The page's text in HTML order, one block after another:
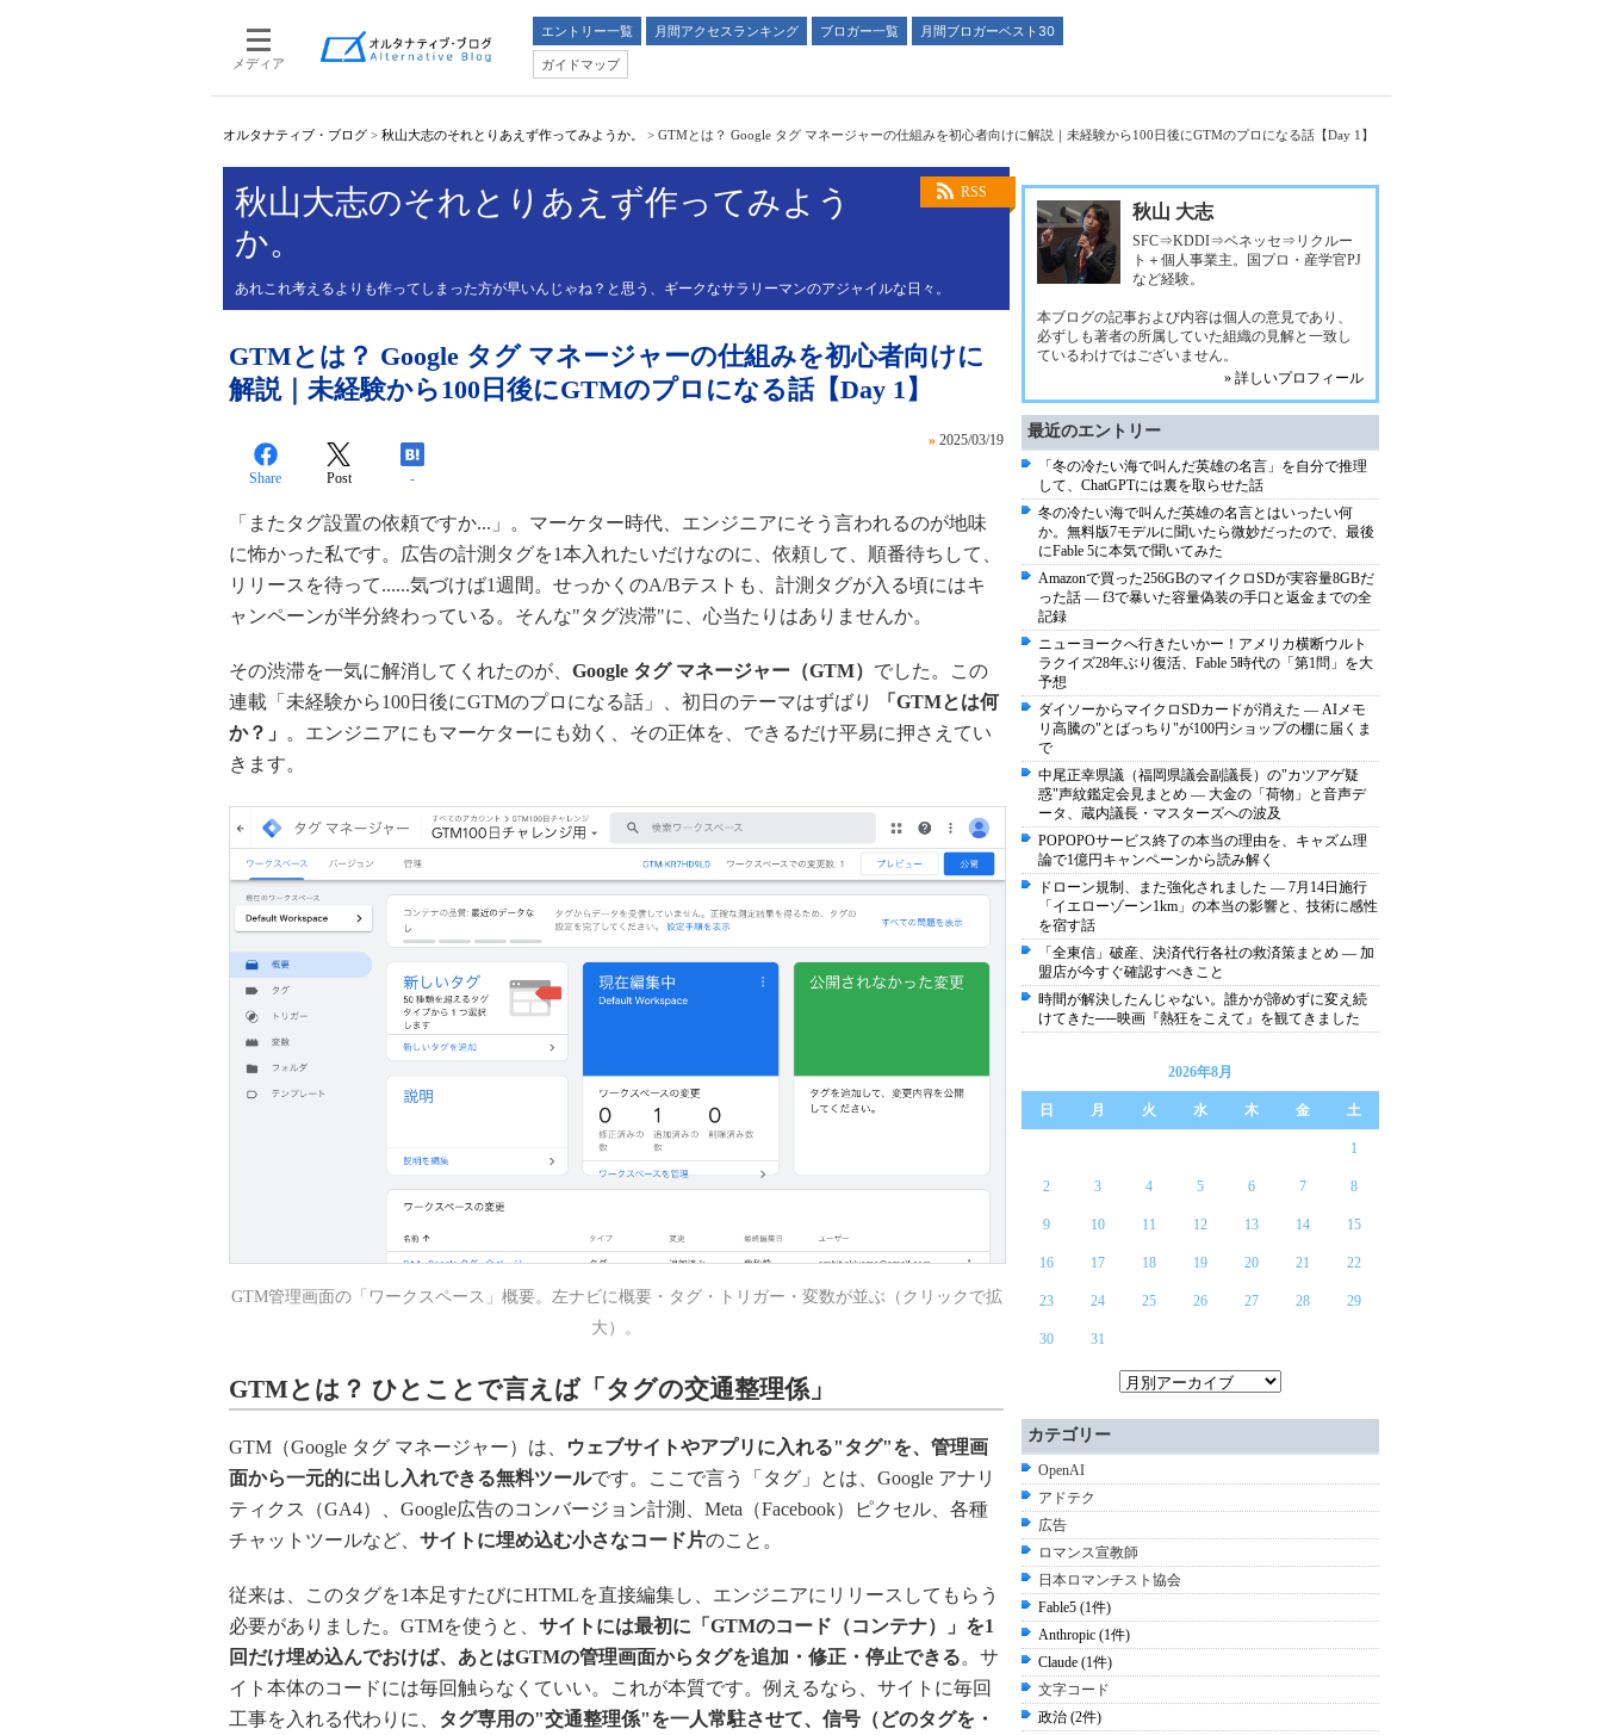
メディア
エントリー一覧 月間アクセスランキング ブロガー一覧
月間ブロガーベスト30
ガイドマップ
オルタナティブ・ブログ > 秋山大志のそれとりあえず作ってみようか。 > GTMとは？ Google タグ マネージャーの仕組みを初心者向けに解説｜未経験から100日後にGTMのプロになる話【Day 1】
RSS
秋山大志のそれとりあえず作ってみよう
か。
あれこれ考えるよりも作ってしまった方が早いんじゃね？と思う、ギークなサラリーマンのアジャイルな日々。
GTMとは？ Google タグ マネージャーの仕組みを初心者向けに
解説｜未経験から100日後にGTMのプロになる話【Day 1】
» 2025/03/19
Share Post -
「またタグ設置の依頼ですか...」。マーケター時代、エンジニアにそう言われるのが地味
に怖かった私です。広告の計測タグを1本入れたいだけなのに、依頼して、順番待ちして、
リリースを待って......気づけば1週間。せっかくのA/Bテストも、計測タグが入る頃にはキ
ャンペーンが半分終わっている。そんな"タグ渋滞"に、心当たりはありませんか。
その渋滞を一気に解消してくれたのが、 Google タグ マネージャー（GTM） でした。この
連載「未経験から100日後にGTMのプロになる話」、初日のテーマはずばり
「GTMとは何
か？」
。エンジニアにもマーケターにも効く、その正体を、できるだけ平易に押さえてい
きます。
GTM管理画面の「ワークスペース」概要。左ナビに概要・タグ・トリガー・変数が並ぶ（クリックで拡
大）。
GTMとは？ ひとことで言えば「タグの交通整理係」
GTM（Google タグ マネージャー）は、
ウェブサイトやアプリに入れる"タグ"を、管理画
面から一元的に出し入れできる無料ツールです。ここで言う「タグ」とは、Google アナリ
ティクス（GA4）、Google広告のコンバージョン計測、Meta（Facebook）ピクセル、各種
チャットツールなど、 サイトに埋め込む小さなコード片のこと。
従来は、このタグを1本足すたびにHTMLを直接編集し、エンジニアにリリースしてもらう
必要がありました。GTMを使うと、 サイトには最初に「GTMのコード（コンテナ）」を1
回だけ埋め込んでおけば、あとはGTMの管理画面からタグを追加・修正・停止できる。サ
イト本体のコードには毎回触らなくていい。これが本質です。例えるなら、サイトに毎回
工事を入れる代わりに、 タグ専用の"交通整理係"を一人常駐させて、信号（どのタグを・
秋山 大志
SFC⇒KDDI⇒ベネッセ⇒リクルー
ト＋個人事業主。国プロ・産学官PJ
など経験。
本ブログの記事および内容は個人の意見であり、
必ずしも著者の所属していた組織の見解と一致し
ているわけではございません。
» 詳しいプロフィール
最近のエントリー
「冬の冷たい海で叫んだ英雄の名言」を自分で推理
して、ChatGPTには裏を取らせた話
冬の冷たい海で叫んだ英雄の名言とはいったい何
か。無料版7モデルに聞いたら微妙だったので、最後
にFable 5に本気で聞いてみた
Amazonで買った256GBのマイクロSDが実容量8GBだ
った話 ― f3で暴いた容量偽装の手口と返金までの全
記録
ニューヨークへ行きたいかー！アメリカ横断ウルト
ラクイズ28年ぶり復活、Fable 5時代の「第1問」を大
予想
ダイソーからマイクロSDカードが消えた ― AIメモ
リ高騰の"とばっちり"が100円ショップの棚に届くま
で
中尾正幸県議（福岡県議会副議長）の"カツアゲ疑
惑"声紋鑑定会見まとめ ― 大金の「荷物」と音声デ
ータ、蔵内議長・マスターズへの波及
POPOPOサービス終了の本当の理由を、キャズム理
論で1億円キャンペーンから読み解く
ドローン規制、また強化されました ― 7月14日施行
「イエローゾーン1km」の本当の影響と、技術に感性
を宿す話
「全東信」破産、決済代行各社の救済策まとめ ― 加
盟店が今すぐ確認すべきこと
時間が解決したんじゃない。誰かが諦めずに変え続
けてきた──映画『熱狂をこえて』を観てきました
2026年8月
日 月 火 水 木 金 土
1
2 3 4 5 6 7 8
9 10 11 12 13 14 15
16 17 18 19 20 21 22
23 24 25 26 27 28 29
30 31
カテゴリー
OpenAI
アドテク
広告
ロマンス宣教師
日本ロマンチスト協会
Fable5 (1件)
Anthropic (1件)
Claude (1件)
文字コード
政治 (2件)